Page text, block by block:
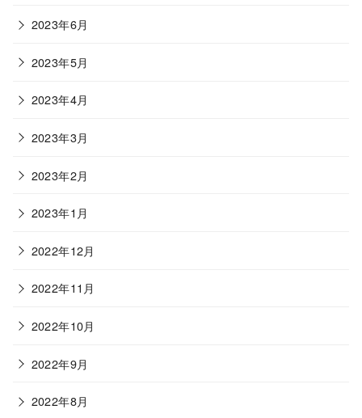
2023年6月
2023年5月
2023年4月
2023年3月
2023年2月
2023年1月
2022年12月
2022年11月
2022年10月
2022年9月
2022年8月